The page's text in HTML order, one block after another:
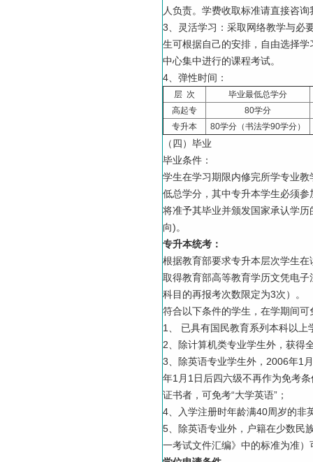
人负责。学费收取标准请直接咨
3、灵活学习：采取网络教学与必
生可根据自己的安排，自由选择
中心集中进行的课程考试。
4、弹性时间：
层 次
毕业最低总学分
高起专
80学分
专升本
80学分（书法学90学分）
（四）毕业
毕业条件：
学生在学习期限内修完所学专业
低总学分，其中专升本学生必须
将准予其毕业并颁发国家承认学
向)。
专升本统考：
根据教育部要求专升本层次学生
取得教育部高等教育学历文凭电
科目的再报考次数限定为3次）。
符合以下条件的学生，在学期间
1、 已具有国民教育系列本科以
2、除计算机类专业学生外，获得
3、除英语专业学生外，2006年1
年1月1日后四六级不再作为免考
证书者，可免考“大学英语”；
4、入学注册时年龄满40周岁的非
5、除英语专业外，户籍在少数民
一考试文件汇编》中的标准为准）